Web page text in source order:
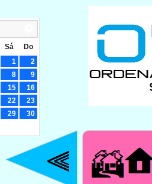
Sá
Do
1
2
8
9
15
16
22
23
29
30